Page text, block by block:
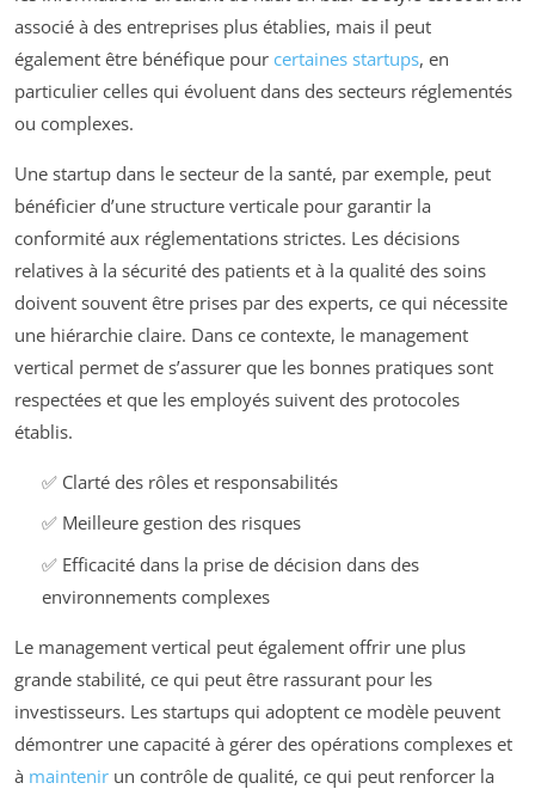
associé à des entreprises plus établies, mais il peut
également être bénéfique pour certaines startups, en
particulier celles qui évoluent dans des secteurs réglementés
ou complexes.
Une startup dans le secteur de la santé, par exemple, peut
bénéficier d’une structure verticale pour garantir la
conformité aux réglementations strictes. Les décisions
relatives à la sécurité des patients et à la qualité des soins
doivent souvent être prises par des experts, ce qui nécessite
une hiérarchie claire. Dans ce contexte, le management
vertical permet de s’assurer que les bonnes pratiques sont
respectées et que les employés suivent des protocoles
établis.
✅ Clarté des rôles et responsabilités
✅ Meilleure gestion des risques
✅ Efficacité dans la prise de décision dans des
environnements complexes
Le management vertical peut également offrir une plus
grande stabilité, ce qui peut être rassurant pour les
investisseurs. Les startups qui adoptent ce modèle peuvent
démontrer une capacité à gérer des opérations complexes et
à maintenir un contrôle de qualité, ce qui peut renforcer la